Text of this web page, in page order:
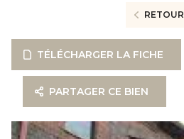
RETOUR
TÉLÉCHARGER LA FICHE
PARTAGER CE BIEN